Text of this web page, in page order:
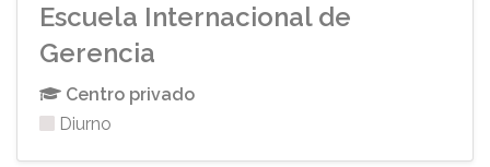
Escuela Internacional de
Gerencia
Centro privado
Diurno